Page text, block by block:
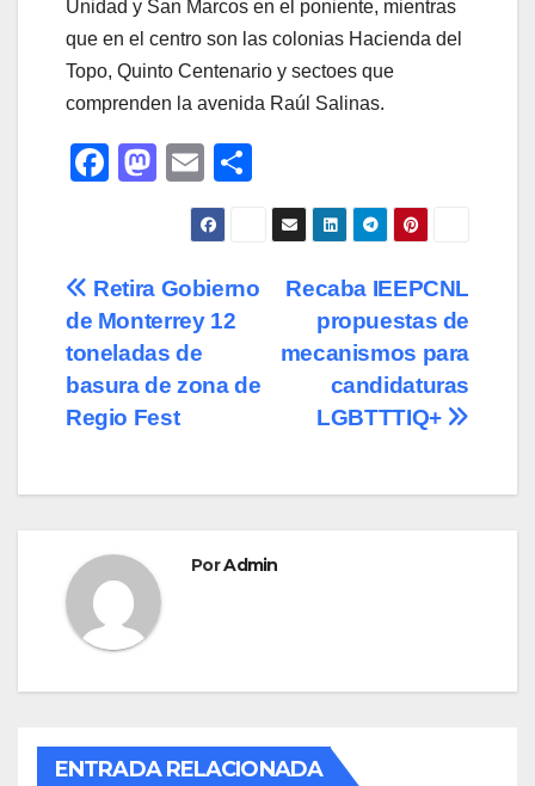
Unidad y San Marcos en el poniente, mientras
que en el centro son las colonias Hacienda del
Topo, Quinto Centenario y sectoes que
comprenden la avenida Raúl Salinas.
F
e
b
o
o
k
M
o
d
o
n
E
m
ail
o
m
p
tir
Navegación
de
entradas
Recaba IEEPCNL
propuestas de
mecanismos para
candidaturas
LGBTTTIQ+
Retira Gobierno
de Monterrey 12
toneladas de
basura de zona de
Regio Fest
PorAdmin
ENTRADA RELACIONADA